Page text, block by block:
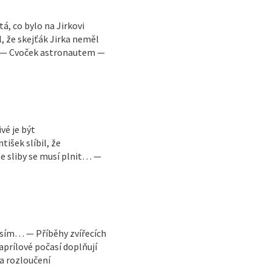
co bylo na Jirkovi
skejťák Jirka neměl
Cvoček astronautem —
je být
slíbil, že
sliby se musí plnit… —
— Příběhy zvířecích
počasí doplňují
rozloučení